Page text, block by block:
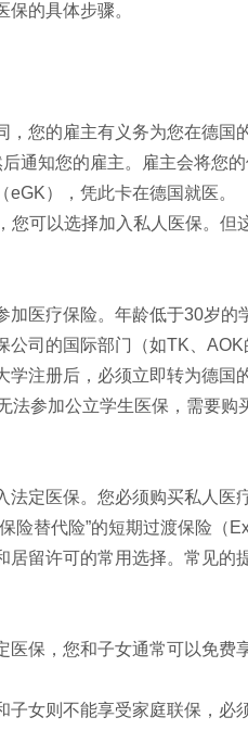
的具体步骤。
，您的雇主有义务为您在德
通知您的雇主。雇主会将您
），凭此卡在德国就医。
可以选择加入私人医保。但
加医疗保险。年龄低于30岁
公司的国际部门（如TK、
注册后，必须立即转为德国
法参加公立学生医保，需要购
定医保。您必须购买私人医
险替代险”的短期过渡保险（
留许可的常用选择。常见的
医保，您和子女通常可以免
女则不能享受家庭联保，必